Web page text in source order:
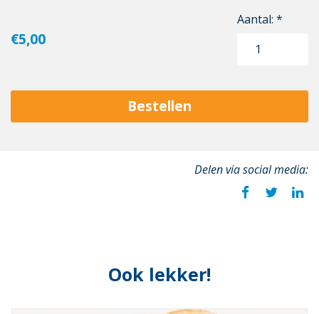
€5,00
Aantal: *
Bestellen
Delen via social media:
Ook lekker!